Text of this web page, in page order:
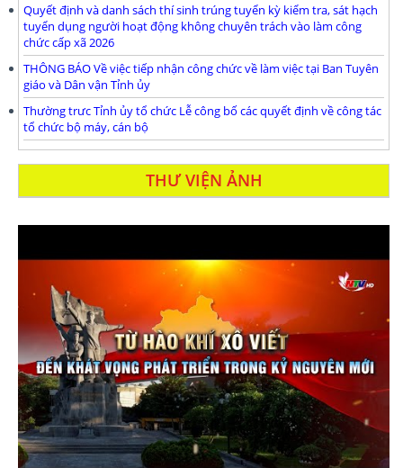
Quyết định và danh sách thí sinh trúng tuyển kỳ kiểm tra, sát hạch
tuyển dụng người hoạt động không chuyên trách vào làm công
chức cấp xã 2026
THÔNG BÁO Về việc tiếp nhận công chức về làm việc tại Ban Tuyên
giáo và Dân vận Tỉnh ủy
Thường trưc Tỉnh ủy tổ chức Lễ công bố các quyết định về công tác
tổ chức bộ máy, cán bộ
THƯ VIỆN ẢNH